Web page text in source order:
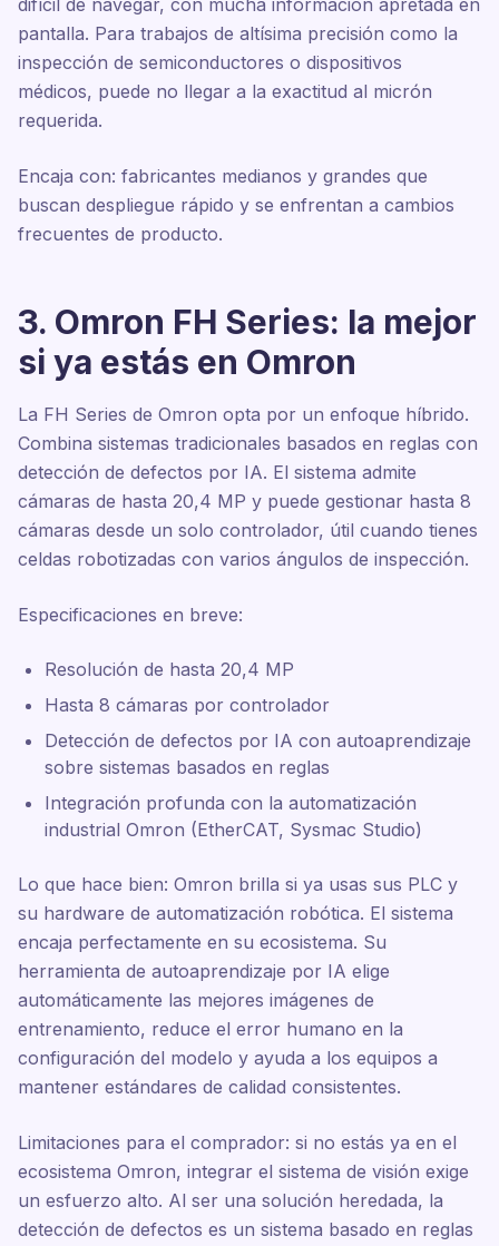
difícil de navegar, con mucha información apretada en
pantalla. Para trabajos de altísima precisión como la
inspección de semiconductores o dispositivos
médicos, puede no llegar a la exactitud al micrón
requerida.
Encaja con: fabricantes medianos y grandes que
buscan despliegue rápido y se enfrentan a cambios
frecuentes de producto.
3. Omron FH Series: la mejor
si ya estás en Omron
La FH Series de Omron opta por un enfoque híbrido.
Combina sistemas tradicionales basados en reglas con
detección de defectos por IA. El sistema admite
cámaras de hasta 20,4 MP y puede gestionar hasta 8
cámaras desde un solo controlador, útil cuando tienes
celdas robotizadas con varios ángulos de inspección.
Especificaciones en breve:
Resolución de hasta 20,4 MP
Hasta 8 cámaras por controlador
Detección de defectos por IA con autoaprendizaje
sobre sistemas basados en reglas
Integración profunda con la automatización
industrial Omron (EtherCAT, Sysmac Studio)
Lo que hace bien: Omron brilla si ya usas sus PLC y
su hardware de automatización robótica. El sistema
encaja perfectamente en su ecosistema. Su
herramienta de autoaprendizaje por IA elige
automáticamente las mejores imágenes de
entrenamiento, reduce el error humano en la
configuración del modelo y ayuda a los equipos a
mantener estándares de calidad consistentes.
Limitaciones para el comprador: si no estás ya en el
ecosistema Omron, integrar el sistema de visión exige
un esfuerzo alto. Al ser una solución heredada, la
detección de defectos es un sistema basado en reglas